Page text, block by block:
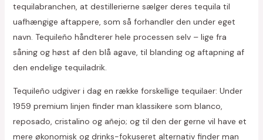
tequilabranchen, at destillerierne sælger deres tequila til
uafhængige aftappere, som så forhandler den under eget
navn. Tequileño håndterer hele processen selv – lige fra
såning og høst af den blå agave, til blanding og aftapning af
den endelige tequiladrik.
Tequileño udgiver i dag en række forskellige tequilaer: Under
1959 premium linjen finder man klassikere som blanco,
reposado, cristalino og añejo; og til den der gerne vil have et
mere økonomisk og drinks-fokuseret alternativ finder man